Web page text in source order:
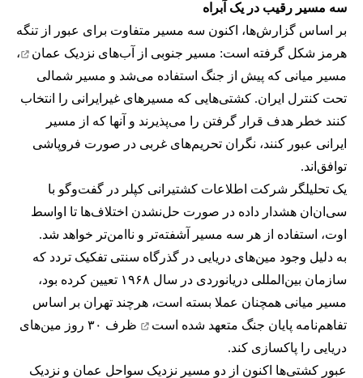
سه مسیر رقیب در یک آبراه
بر اساس گزارش‌ها، اکنون سه مسیر متفاوت برای عبور از تنگه
هرمز شکل گرفته است: مسیر جنوبی از
آب‌های نزدیک عمان
،
مسیر میانی که پیش از جنگ استفاده می‌شد و مسیر شمالی
تحت کنترل ایران. کشتی‌هایی که مسیرهای غیرایرانی را انتخاب
کنند خطر هدف قرار گرفتن را می‌پذیرند و آنها که از مسیر
ایرانی عبور کنند، نگران تحریم‌های غربی در صورت فروپاشی
توافق‌اند.
یک تحلیلگر شرکت اطلاعات کشتیرانی کپلر در گفت‌و‌گو با
سی‌ان‌ان هشدار داده در صورت حل‌نشدن اختلاف‌ها تا اواسط
اوت، استفاده از هر سه مسیر آشفته‌تر و ناامن‌تر خواهد شد.
به دلیل وجود مین‌های دریایی در گذرگاه سنتی تفکیک تردد که
سازمان بین‌المللی دریانوردی در سال ۱۹۶۸ تعیین کرده بود،
مسیر میانی همچنان عملا بسته است، هرچند تهران بر اساس
تفاهم‌نامه پایان جنگ متعهد شده است
ظرف ۳۰ روز مین‌های
دریایی را پاکسازی کند.
عبور کشتی‌ها اکنون از دو مسیر نزدیک سواحل عمان و نزدیک